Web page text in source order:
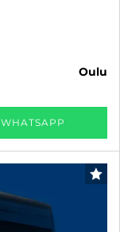
oulu
WHATSAPP